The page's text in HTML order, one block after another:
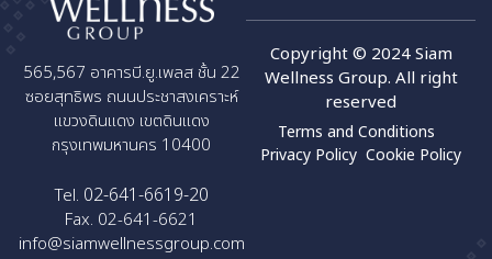
565,567 อาคารบี.ยู.เพลส ชั้น 22
ซอยสุทธิพร ถนนประชาสงเคราะห์
แขวงดินแดง เขตดินแดง
กรุงเทพมหานคร 10400
Tel. 02-641-6619-20
Fax. 02-641-6621
info@siamwellnessgroup.com
Copyright © 2024 Siam
Wellness Group. All right
reserved
Terms and Conditions
Privacy Policy Cookie Policy